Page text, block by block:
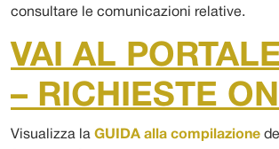
consultare le comunicazioni relative.
VAI AL
– RICHIESTE
Visualizza la GUIDA alla compilazione